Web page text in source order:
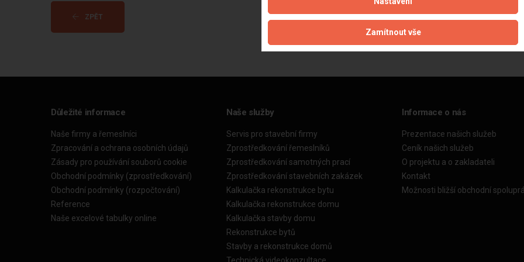
ZPĚT
Důležité informace
Naše firmy a řemeslníci
Zpracování a ochrana osobních údajů
Zásady pro používání souborů cookie
Obchodní podmínky (zprostředkování)
Obchodní podmínky (rozpočtování)
Reference
Naše excelové tabulky online
Naše služby
Servis pro stavební firmy
Zprostředkování řemeslníků
Zprostředkování samotných prací
Zprostředkování stavebních zakázek
Kalkulačka rekonstrukce bytu
Kalkulačka rekonstrukce domu
Kalkulačka stavby domu
Rekonstrukce bytů
Stavby a rekonstrukce domů
Technická videokonzultace
Informace o nás
Prezentace našich služeb
Ceník našich služeb
O projektu a o zakladateli
Kontakt
Možnosti bližší obchodní
Zamítnout vše